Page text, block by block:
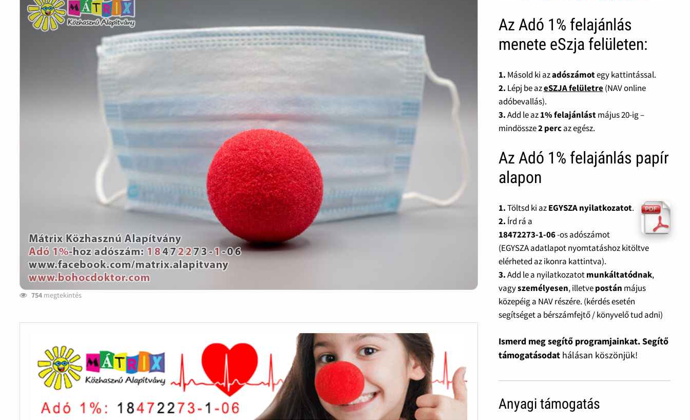
754 megtekintés
Az Adó 1% felajánlás
menete eSzja felületen:
1. Másold ki azadószámotegy kattintással.
2. Lépj be azeSZJA felületre(NAV online
adóbevallás).
3.Add le az1% felajánlástmájus 20-ig –
mindössze2 percaz egész.
Az Adó 1% felajánlás papír
alapon
1.Töltsd ki azEGYSZA nyilatkozatot.
2. Írd rá a
18472273-1-06-os adószámot
(EGYSZA adatlapot nyomtatáshoz kitöltve
elérheted az ikonra kattintva).
3.Add le a nyilatkozatotmunkáltatódnak,
vagyszemélyesen, illetvepostán május
közepéig a NAV részére. (kérdés esetén
segítséget a bérszámfejtő / könyvelő tud adni)
Ismerd meg segítő programjainkat. Segítő
támogatásodat hálásan köszönjük!
Anyagi támogatás